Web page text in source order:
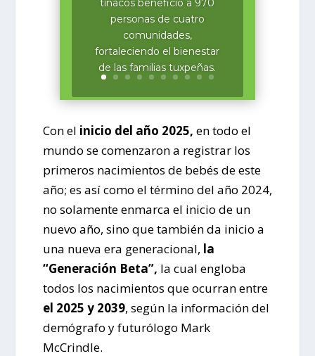
tinacos benefició a 970
personas de cuatro
comunidades,
fortaleciendo el bienestar
de las familias tuxpeñas.
Con el inicio del año 2025, en todo el
mundo se comenzaron a registrar los
primeros nacimientos de bebés de este
año; es así como el término del año 2024,
no solamente enmarca el inicio de un
nuevo año, sino que también da inicio a
una nueva era generacional, la
“Generación Beta”, la cual engloba
todos los nacimientos que ocurran entre
el 2025 y 2039, según la información del
demógrafo y futurólogo Mark
McCrindle.